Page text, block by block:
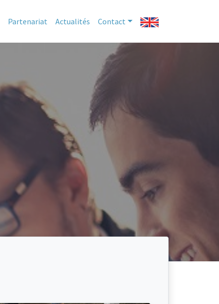
Partenariat Actualités Contact